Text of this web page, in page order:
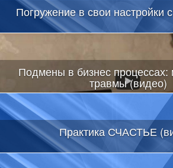
Погружение в свои настройки
Подмены в бизнес процессах:
травмы (видео)
Практика СЧАСТЬЕ